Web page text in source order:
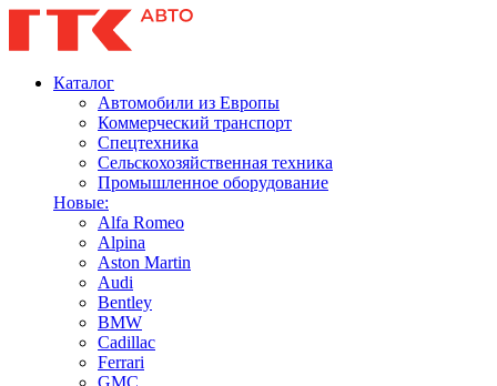
Каталог
Автомобили из Европы
Коммерческий транспорт
Спецтехника
Сельскохозяйственная техника
Промышленное оборудование
Новые:
Alfa Romeo
Alpina
Aston Martin
Audi
Bentley
BMW
Cadillac
Ferrari
GMC